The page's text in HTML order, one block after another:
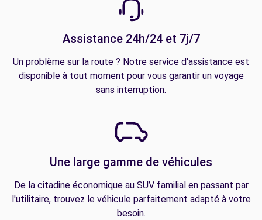
Assistance 24h/24 et 7j/7
Un problème sur la route ? Notre service d'assistance est
disponible à tout moment pour vous garantir un voyage
sans interruption.
Une large gamme de véhicules
De la citadine économique au SUV familial en passant par
l'utilitaire, trouvez le véhicule parfaitement adapté à votre
besoin.